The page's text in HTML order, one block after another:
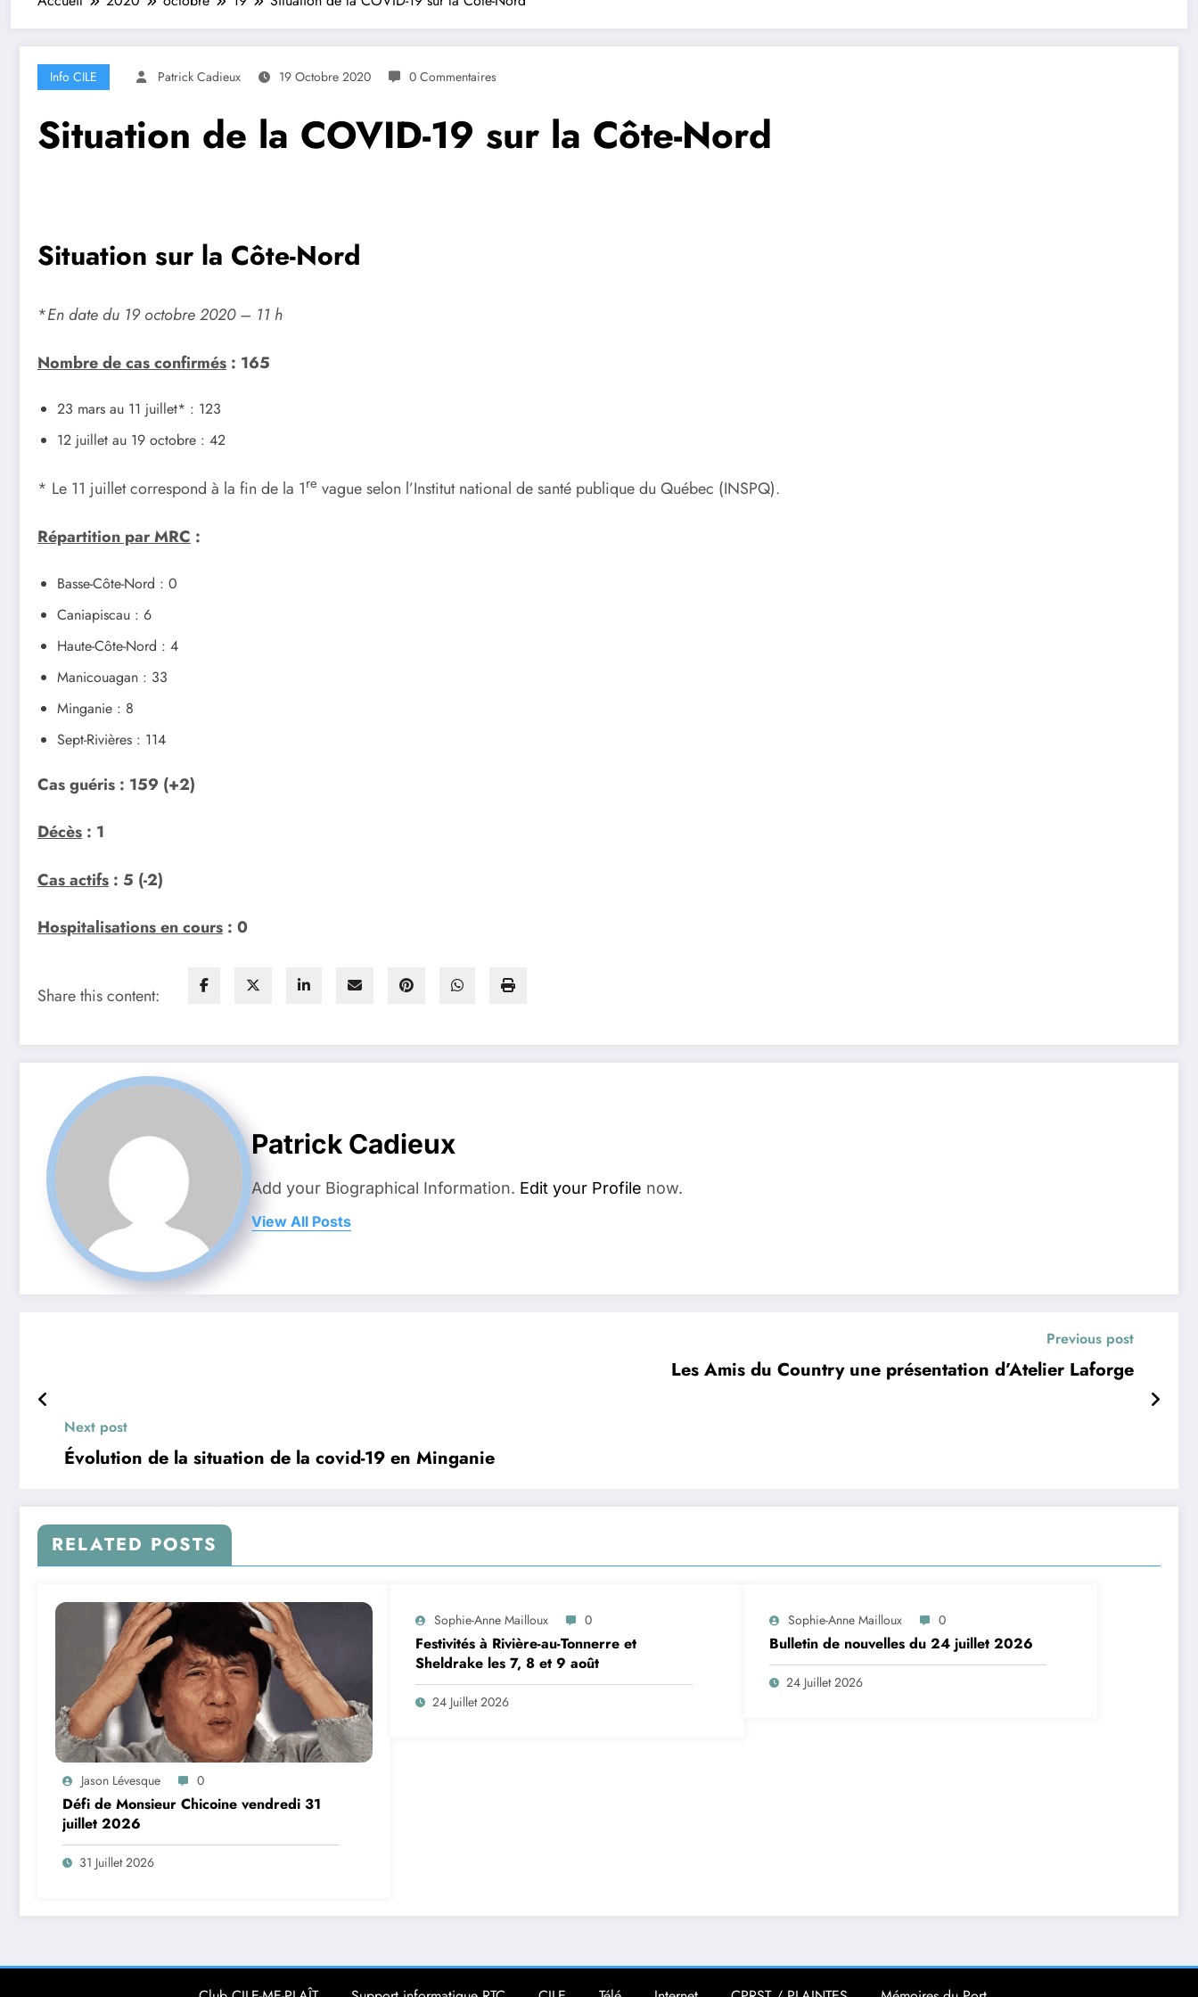
Info CILE Patrick Cadieux 19 Octobre 2020 0 Commentaires
Situation de la COVID-19 sur la Côte-Nord
Situation sur la Côte-Nord
*En date du 19 octobre 2020 – 11 h
Nombre de cas confirmés : 165
23 mars au 11 juillet* : 123
12 juillet au 19 octobre : 42
* Le 11 juillet correspond à la fin de la 1re vague selon l’Institut national de santé publique du Québec (INSPQ).
Répartition par MRC :
Basse-Côte-Nord : 0
Caniapiscau : 6
Haute-Côte-Nord : 4
Manicouagan : 33
Minganie : 8
Sept-Rivières : 114
Cas guéris : 159 (+2)
Décès : 1
Cas actifs : 5 (-2)
Hospitalisations en cours : 0
Share this content:
Patrick Cadieux
Add your Biographical Information. Edit your Profile now.
View All Posts
Previous post
Les Amis du Country une présentation d’Atelier Laforge
Next post
Évolution de la situation de la covid-19 en Minganie
RELATED POSTS
Jason Lévesque 0
Défi de Monsieur Chicoine vendredi 31
juillet 2026
31 Juillet 2026
Sophie-Anne Mailloux 0
Festivités à Rivière-au-Tonnerre et
Sheldrake les 7, 8 et 9 août
24 Juillet 2026
Sophie-Anne Mailloux 0
Bulletin de nouvelles du 24 juillet 2026
24 Juillet 2026